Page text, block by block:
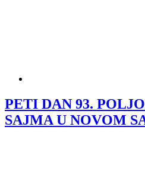
PETI DAN 93.
SAJMA U NOVOM